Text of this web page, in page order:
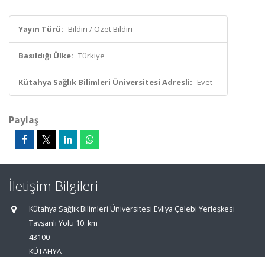
Yayın Türü: Bildiri / Özet Bildiri
Basıldığı Ülke: Türkiye
Kütahya Sağlık Bilimleri Üniversitesi Adresli: Evet
Paylaş
İletişim Bilgileri
Kütahya Sağlık Bilimleri Üniversitesi Evliya Çelebi Yerleşkesi
Tavşanlı Yolu 10. km
43100
KÜTAHYA